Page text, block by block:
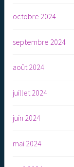
octobre 2024
septembre 2024
août 2024
juillet 2024
juin 2024
mai 2024